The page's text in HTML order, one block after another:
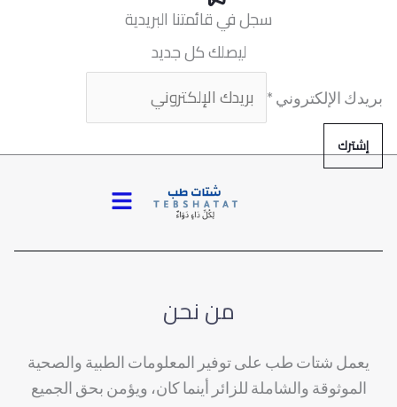
سجل في قائمتنا البريدية
ليصلك كل جديد
بريدك الإلكتروني *
إشترك
القائمة
من نحن
يعمل شتات طب على توفير المعلومات الطبية والصحية
الموثوقة والشاملة للزائر أينما كان، ويؤمن بحق الجميع